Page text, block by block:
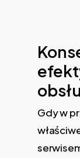
Gdy w